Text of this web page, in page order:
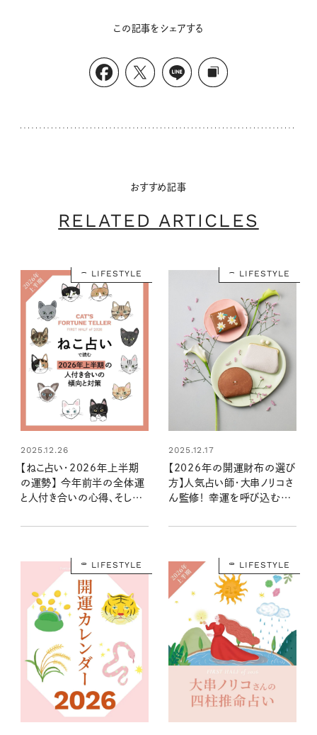
この記事をシェアする
おすすめ記事
RELATED ARTICLES
LIFESTYLE
2025.12.26
【ねこ占い・2026年上半期
の運勢】 今年前半の全体運
と人付き合いの心得、そして
LIFESTYLE
2025.12.17
【2026年の開運財布の選び
方】人気占い師・大串ノリコさ
ん監修！ 幸運を呼び込む注
き開運日は？
LIFESTYLE LIFESTYLE